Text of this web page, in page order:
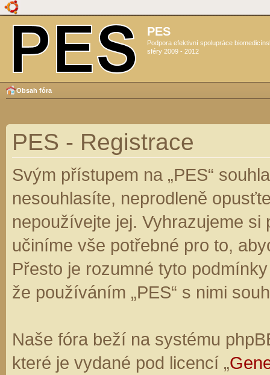
PES
Podpora efektivní spolupráce
sféry 2009 - 2012
Obsah fóra
PES - Registrace
Svým přístupem na „PES“
nesouhlasíte, neprodleně
nepoužívejte jej. Vyhrazujeme
učiníme vše potřebné pro to,
Přesto je rozumné tyto
že používáním „PES“ s nimi
Naše fóra beží na systému
které je vydané pod licencí „